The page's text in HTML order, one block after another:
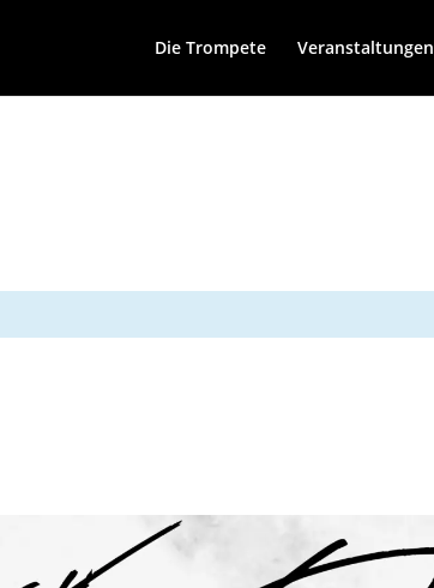
Die Trompete Veranstaltungen